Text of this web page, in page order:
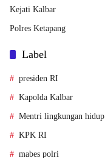
Kejati Kalbar
Polres Ketapang
Label
presiden RI
Kapolda Kalbar
Mentri lingkungan hidup
KPK RI
mabes polri